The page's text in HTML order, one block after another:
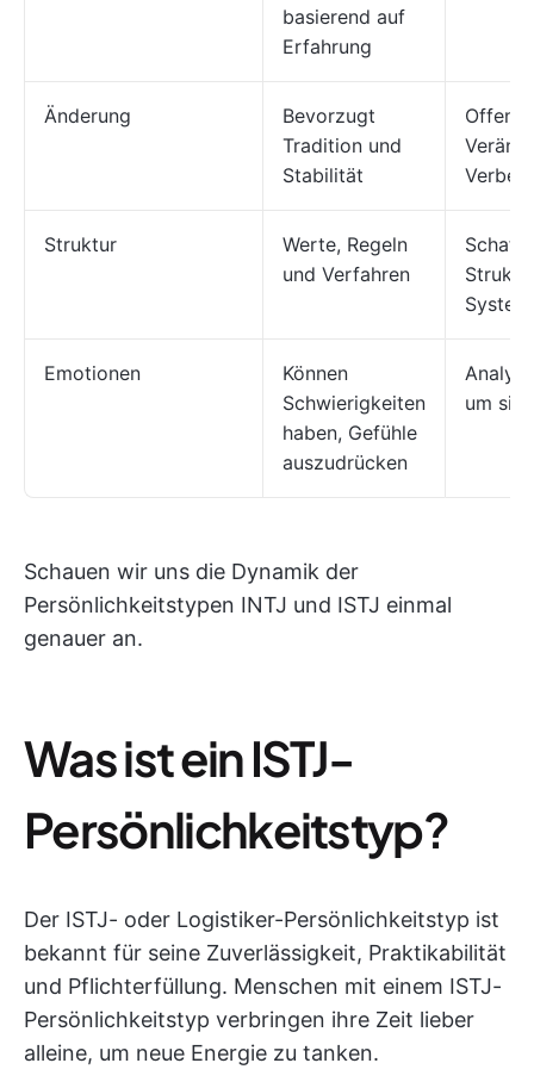
basierend auf
Erfahrung
Änderung
Bevorzugt
Tradition und
Stabilität
Offen
Struktur
Werte, Regeln
und Verfahren
Emotionen
Können
Schwierigkeiten
haben, Gefühle
auszudrücken
um sie
Schauen wir uns die Dynamik der
Persönlichkeitstypen INTJ und ISTJ einmal
genauer an.
Was ist ein ISTJ-
Persönlichkeitstyp?
Der ISTJ- oder Logistiker-Persönlichkeitstyp ist
bekannt für seine Zuverlässigkeit, Praktikabilität
und Pflichterfüllung. Menschen mit einem ISTJ-
Persönlichkeitstyp verbringen ihre Zeit lieber
alleine, um neue Energie zu tanken.